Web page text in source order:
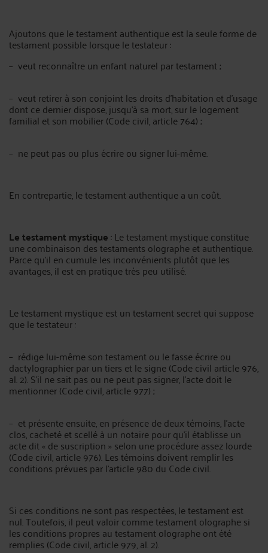
Ajoutons que le testament authentique est la seule forme de
testament possible lorsque le testateur :
– veut reconnaître un enfant naturel par testament ;
– veut retirer à son conjoint les droits d’habitation et d’usage
dont ce dernier dispose, jusqu’à sa mort, sur le logement
familial et son mobilier (Code civil, article 764) ;
– ne peut pas ou plus écrire ou signer lui-même.
En contrepartie, le testament authentique a un coût.
Le testament mystique: Le testament mystique constitue
une combinaison des testaments olographe et authentique.
Parce qu’il en cumule les inconvénients plutôt que les
avantages, il est en pratique très peu utilisé.
Le testament mystique est un testament secret qui suppose
que le testateur :
– rédige lui-même son testament ou le fasse écrire ou
dactylographier par un tiers et le signe (Code civil article 976,
al. 2). S’il ne sait pas ou ne peut pas signer, l’acte doit le
mentionner (Code civil, article 977) ;
– et présente ensuite, en présence de deux témoins, l’acte
clos, cacheté et scellé à un notaire pour qu’il établisse un
acte dit « de suscription » selon une procédure assez lourde
(Code civil, article 976). Les témoins doivent remplir les
conditions prévues par l’article 980 du Code civil.
Si ces conditions ne sont pas respectées, le testament est
nul. Toutefois, il peut valoir comme testament olographe si
les conditions propres au testament olographe ont été
remplies (Code civil, article 979, al. 2).